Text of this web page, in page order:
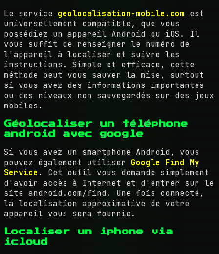
Le service geolocalisation-mobile.com est
universellement compatible, que vous
possédiez un appareil Android ou iOS. Il
vous suffit de renseigner le numéro de
l'appareil à localiser et suivre les
instructions. Simple et efficace, cette
méthode peut vous sauver la mise, surtout
si vous avez des informations importantes
ou des niveaux non sauvegardés sur des jeux
mobiles.
Géolocaliser un téléphone
android avec google
Si vous avez un smartphone Android, vous
pouvez également utiliser Google Find My
Service . Cet outil vous demande simplement
d'avoir accès à Internet et d'entrer sur le
site android.com/find. Une fois connecté,
la localisation approximative de votre
appareil vous sera fournie.
Localiser un iphone via
icloud